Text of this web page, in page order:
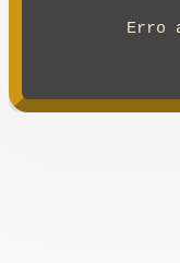
Erro